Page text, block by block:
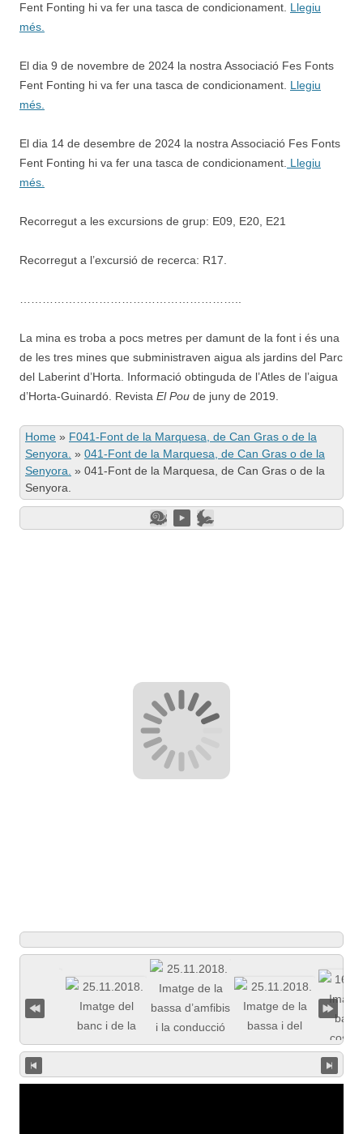
Fent Fonting hi va fer una tasca de condicionament. Llegiu
més.
El dia 9 de novembre de 2024 la nostra Associació Fes Fonts
Fent Fonting hi va fer una tasca de condicionament. Llegiu
més.
El dia 14 de desembre de 2024 la nostra Associació Fes Fonts
Fent Fonting hi va fer una tasca de condicionament. Llegiu
més.
Recorregut a les excursions de grup: E09, E20, E21
Recorregut a l’excursió de recerca: R17.
La mina es troba a pocs metres per damunt de la font i és una
de les tres mines que subministraven aigua als jardins del Parc
del Laberint d’Horta. Informació obtinguda de l’Atles de l’aigua
d’Horta-Guinardó. Revista El Pou de juny de 2019.
Home » F041-Font de la Marquesa, de Can Gras o de la
Senyora. » 041-Font de la Marquesa, de Can Gras o de la
Senyora. » 041-Font de la Marquesa, de Can Gras o de la
Senyora.